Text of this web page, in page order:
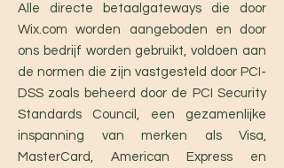
Alle directe betaalgateways die door
Wix.com worden aangeboden en door
ons bedrijf worden gebruikt, voldoen aan
de normen die zijn vastgesteld door PCI-
DSS zoals beheerd door de PCI Security
Standards Council, een gezamenlijke
inspanning van merken als Visa,
MasterCard, American Express en